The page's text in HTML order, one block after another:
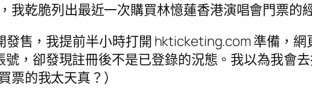
我乾脆列出最近一次購買林憶蓮香港演唱會門票的
發售，我提前半小時打開 hkticketing.com 準備，
號，卻發現註冊後不是已登錄的況態。我以為我會
票的我太天真？）